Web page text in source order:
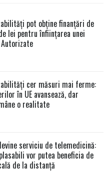
pot obține finanțări de
lei pentru înființarea unei
cer măsuri mai ferme:
în UE avansează, dar
o realitate
serviciu de telemedicină:
vor putea beneficia de
de la distanță